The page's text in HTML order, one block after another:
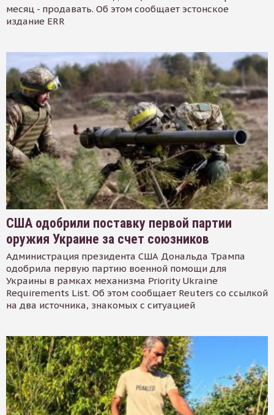
месяц - продавать. Об этом сообщает эстонское
издание ERR
США одобрили поставку первой партии
оружия Украине за счет союзников
Администрация президента США Дональда Трампа
одобрила первую партию военной помощи для
Украины в рамках механизма Priority Ukraine
Requirements List. Об этом сообщает Reuters со ссылкой
на два источника, знакомых с ситуацией